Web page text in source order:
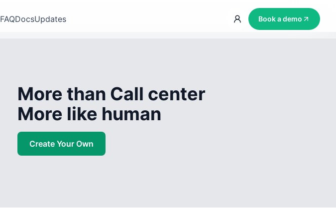
FAQDocsUpdates Book a demo
More than Call center
More like human
Create Your Own